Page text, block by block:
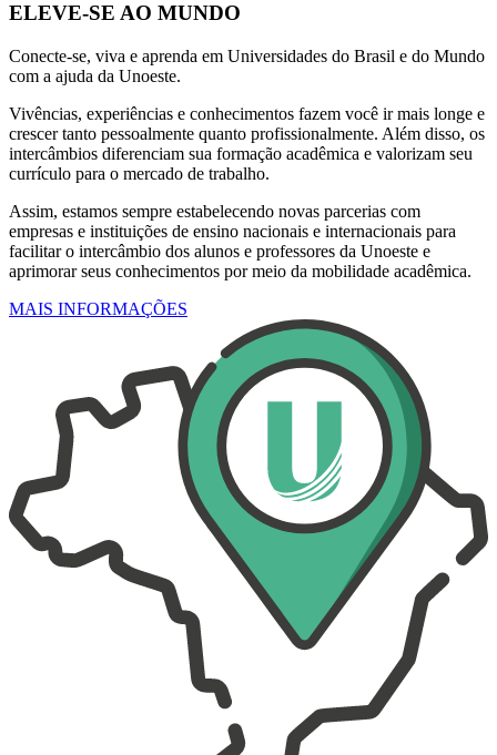
ELEVE-SE AO MUNDO
Conecte-se, viva e aprenda em Universidades do Brasil e do Mundo
com a ajuda da Unoeste.
Vivências, experiências e conhecimentos fazem você ir mais longe e
crescer tanto pessoalmente quanto profissionalmente. Além disso, os
intercâmbios diferenciam sua formação acadêmica e valorizam seu
currículo para o mercado de trabalho.
Assim, estamos sempre estabelecendo novas parcerias com
empresas e instituições de ensino nacionais e internacionais para
facilitar o intercâmbio dos alunos e professores da Unoeste e
aprimorar seus conhecimentos por meio da mobilidade acadêmica.
MAIS INFORMAÇÕES